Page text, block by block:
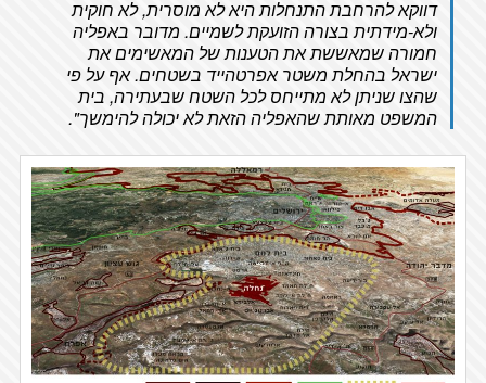
דווקא להרחבת התנחלות היא לא מוסרית, לא חוקית
ולא-מידתית בצורה הזועקת לשמיים. מדובר באפליה
חמורה שמאששת את הטענות של המאשימים את
ישראל בהחלת משטר אפרטהייד בשטחים. אף על פי
שהצו שניתן לא מתייחס לכל השטח שבעתירה, בית
המשפט מאותת שהאפליה הזאת לא יכולה להימשך".